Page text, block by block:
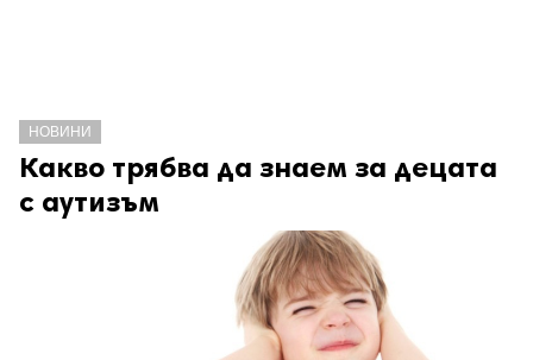
НОВИНИ
Какво трябва да знаем за децата
с аутизъм